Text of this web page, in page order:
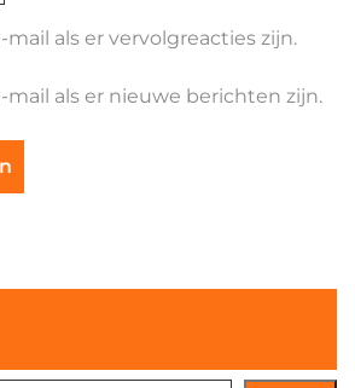
als er vervolgreacties zijn.
mail als er nieuwe berichten zijn.